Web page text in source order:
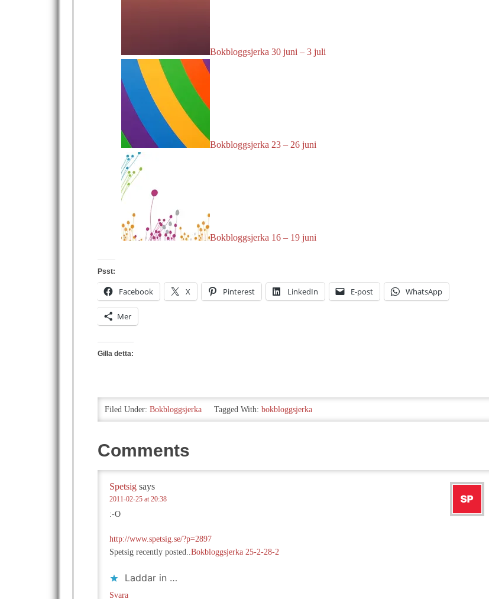
Bokbloggsjerka 30 juni – 3 juli
Bokbloggsjerka 23 – 26 juni
Bokbloggsjerka 16 – 19 juni
Psst:
Facebook X Pinterest LinkedIn E-post WhatsApp
Mer
Gilla detta:
Filed Under: Bokbloggsjerka Tagged With: bokbloggsjerka
Comments
Spetsig says
2011-02-25 at 20:38
:-O
http://www.spetsig.se/?p=2897
Spetsig recently posted..Bokbloggsjerka 25-2-28-2
Laddar in …
Svara